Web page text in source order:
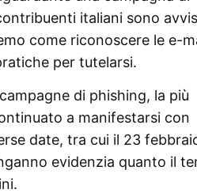
italiani sono
come riconoscere le e-
per tutelarsi.
di phishing, la più
a manifestarsi con
date, tra cui il 23
evidenzia quanto il